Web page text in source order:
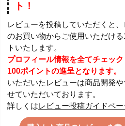
ト！
レビューを投稿していただくと
のお買い物からご使用いただけ
トいたします。
プロフィール情報を全てチェッ
100ポイントの進呈となります。
いただいたレビューは商品開発
せていただいております。
詳しくはレビュー投稿ガイドペー